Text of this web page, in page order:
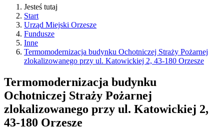
Jesteś tutaj
Start
Urząd Miejski Orzesze
Fundusze
Inne
Termomodernizacja budynku Ochotniczej Straży Pożarnej
zlokalizowanego przy ul. Katowickiej 2, 43-180 Orzesze
Termomodernizacja budynku
Ochotniczej Straży Pożarnej
zlokalizowanego przy ul. Katowickiej 2,
43-180 Orzesze